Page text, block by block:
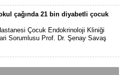
çağında 21 bin diyabetli çocuk
Çocuk Endokrinoloji Kliniği
Sorumlusu Prof. Dr. Şenay Savaş